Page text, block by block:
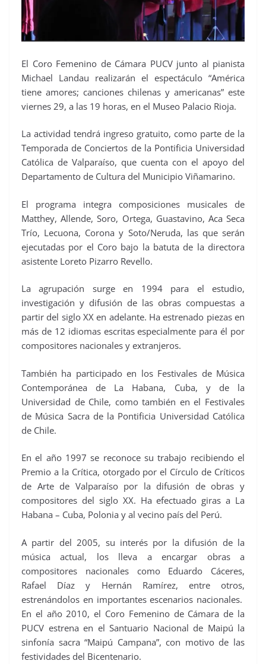
El Coro Femenino de Cámara PUCV junto al pianista
Michael Landau realizarán el espectáculo “América
tiene amores; canciones chilenas y americanas” este
viernes 29, a las 19 horas, en el Museo Palacio Rioja.
La actividad tendrá ingreso gratuito, como parte de la
Temporada de Conciertos de la Pontificia Universidad
Católica de Valparaíso, que cuenta con el apoyo del
Departamento de Cultura del Municipio Viñamarino.
El programa integra composiciones musicales de
Matthey, Allende, Soro, Ortega, Guastavino, Aca Seca
Trío, Lecuona, Corona y Soto/Neruda, las que serán
ejecutadas por el Coro bajo la batuta de la directora
asistente Loreto Pizarro Revello.
La agrupación surge en 1994 para el estudio,
investigación y difusión de las obras compuestas a
partir del siglo XX en adelante. Ha estrenado piezas en
más de 12 idiomas escritas especialmente para él por
compositores nacionales y extranjeros.
También ha participado en los Festivales de Música
Contemporánea de La Habana, Cuba, y de la
Universidad de Chile, como también en el Festivales
de Música Sacra de la Pontificia Universidad Católica
de Chile.
En el año 1997 se reconoce su trabajo recibiendo el
Premio a la Crítica, otorgado por el Círculo de Críticos
de Arte de Valparaíso por la difusión de obras y
compositores del siglo XX. Ha efectuado giras a La
Habana – Cuba, Polonia y al vecino país del Perú.
A partir del 2005, su interés por la difusión de la
música actual, los lleva a encargar obras a
compositores nacionales como Eduardo Cáceres,
Rafael Díaz y Hernán Ramírez, entre otros,
estrenándolos en importantes escenarios nacionales.
En el año 2010, el Coro Femenino de Cámara de la
PUCV estrena en el Santuario Nacional de Maipú la
sinfonía sacra “Maipú Campana”, con motivo de las
festividades del Bicentenario.